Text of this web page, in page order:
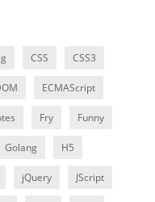
CSS CSS3
ECMAScript
Fry Funny
Golang H5
jQuery JScript